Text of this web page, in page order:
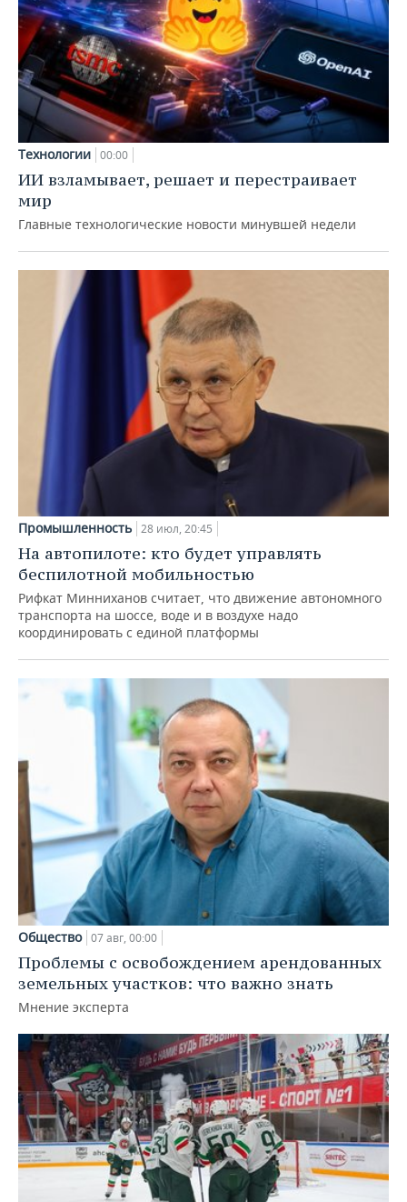
Технологии 00:00
ИИ взламывает, решает и перестраивает
мир
Главные технологические новости минувшей недели
Промышленность 28 июл, 20:45
На автопилоте: кто будет управлять
беспилотной мобильностью
Рифкат Минниханов считает, что движение автономного
транспорта на шоссе, воде и в воздухе надо
координировать с единой платформы
Общество 07 авг, 00:00
Проблемы с освобождением арендованных
земельных участков: что важно знать
Мнение эксперта